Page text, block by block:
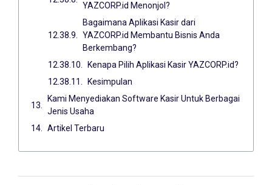
YAZCORP.id Menonjol?
Bagaimana Aplikasi Kasir dari
YAZCORP.id Membantu Bisnis Anda
Berkembang?
Kenapa Pilih Aplikasi Kasir YAZCORP.id?
Kesimpulan
Kami Menyediakan Software Kasir Untuk Berbagai
Jenis Usaha
Artikel Terbaru